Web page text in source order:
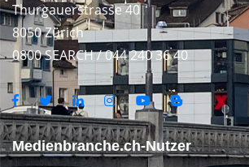
Thurgauerstrasse 40
8050 Zürich
0800 SEARCH / 044 240 36 40
Medienbranche.ch-Nutzer